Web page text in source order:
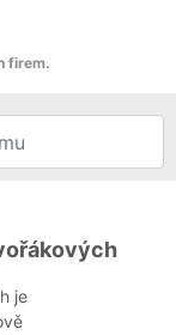
firem.
je